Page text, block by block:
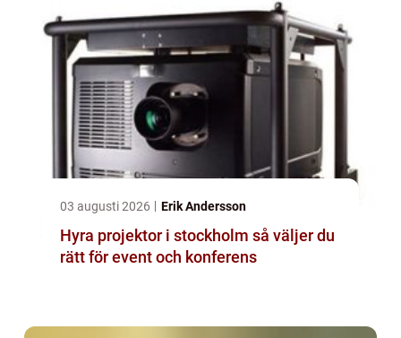
03 augusti 2026 Erik Andersson
Hyra projektor i stockholm så väljer du
rätt för event och konferens